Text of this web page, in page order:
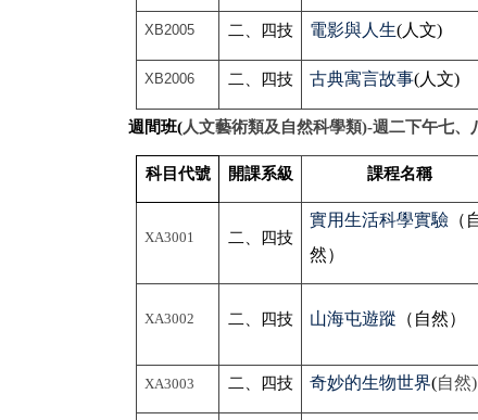
XB2005 二、四技 電影與人生(人文)
XB2006 二、四技 古典寓言故事(人文)
週間班(人文藝術類及自然科學類)-週二下午七、
科目代號 開課系級 課程名稱
XA3001 二、四技
實用生活科學實驗 （
然）
XA3002 二、四技 山海屯遊蹤 （自然）
XA3003 二、四技 奇妙的生物世界(自然)